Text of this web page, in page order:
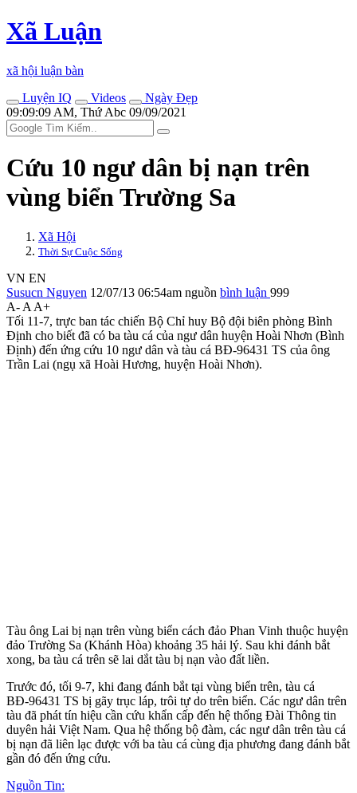
Xã Luận
xã hội luận bàn
Luyện IQ
Videos
Ngày Đẹp
09:09:09 AM, Thứ Abc 09/09/2021
Cứu 10 ngư dân bị nạn trên
vùng biển Trường Sa
Xã Hội
Thời Sự Cuộc Sống
VN EN
Susucn Nguyen 12/07/13 06:54am nguồn bình luận 999
A- A A+
Tối 11-7, trực ban tác chiến Bộ Chỉ huy Bộ đội biên phòng Bình
Định cho biết đã có ba tàu cá của ngư dân huyện Hoài Nhơn (Bình
Định) đến ứng cứu 10 ngư dân và tàu cá BĐ-96431 TS của ông
Trần Lai (ngụ xã Hoài Hương, huyện Hoài Nhơn).
Tàu ông Lai bị nạn trên vùng biển cách đảo Phan Vinh thuộc huyện
đảo Trường Sa (Khánh Hòa) khoảng 35 hải lý. Sau khi đánh bắt
xong, ba tàu cá trên sẽ lai dắt tàu bị nạn vào đất liền.
Trước đó, tối 9-7, khi đang đánh bắt tại vùng biển trên, tàu cá
BĐ-96431 TS bị gãy trục láp, trôi tự do trên biển. Các ngư dân trên
tàu đã phát tín hiệu cần cứu khẩn cấp đến hệ thống Đài Thông tin
duyên hải Việt Nam. Qua hệ thống bộ đàm, các ngư dân trên tàu cá
bị nạn đã liên lạc được với ba tàu cá cùng địa phương đang đánh bắt
gần đó đến ứng cứu.
Nguồn Tin: